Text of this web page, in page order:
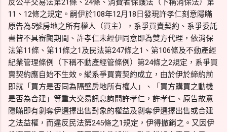
11、12條之規定。嗣伊於108年12月18日發現許孝仁刻意隱瞞
原告為5號房地之所有權人（買主），系爭買賣契約、系爭委託
書皆不具審閱期間、許孝仁未經伊同意即為雙方代理，依消保
法第11條、第11條之1及民法第247條之1、第106條及不動產經
紀業管理條例（下稱不動產經管條例）第24條之2規定，系爭買
賣契約應自始不生效。縱系爭買賣契約成立，由於伊於締約前
即就「買方是否同為隔壁房地所有權人」、「買方購買之動機
是否為合建」等重大交易訊息詢問許孝仁，許孝仁、原告故意
隱瞞即有剝奪伊選擇出售對象的權益及剝奪伊選擇出售或合建
之法益權，而違反民法第245條之1規定，伊得撤銷之。又因伊